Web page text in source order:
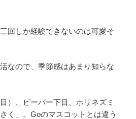
回しか経験できないのは可愛そ
なので、季節感はあまり知らな
）、ビーバー下目、ホリネズミ
く」。Goのマスコットとは違う